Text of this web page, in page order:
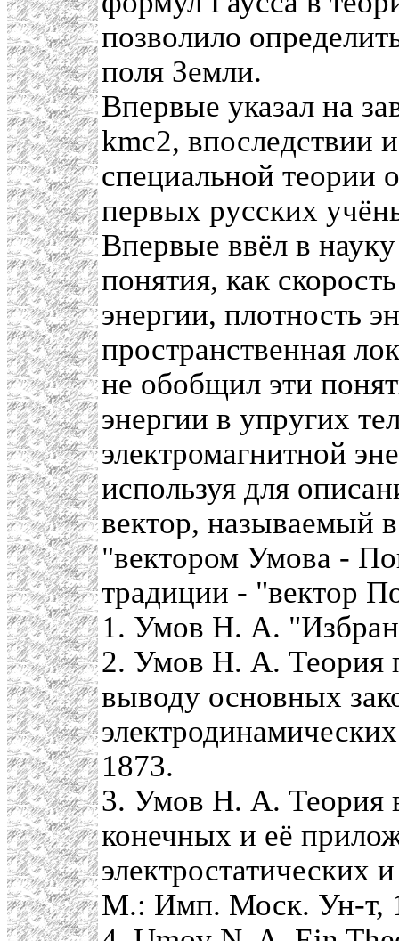
позволило
поля Земли.
Впервые указал на
kmc2, впоследствии
специальной теории
первых русских
Впервые ввёл в
понятия, как
энергии, плотность
пространственная
не обобщил эти
энергии в упругих
электромагнитной
используя для
вектор, называемый
"вектором Умова -
традиции - "вектор
1. Умов Н. А.
2. Умов Н. А. Теория
выводу основных
1873.
3. Умов Н. А. Теория
конечных и её
электростатических
М.: Имп. Моск. Ун-т,